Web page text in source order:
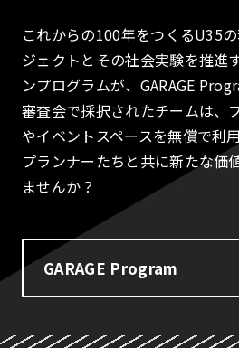
これからの100年をつくるU35
ジェクトとその社会実験を推進
ンプログラムが、GARAGE
審査会で採択されたチームは、
やイベントスペースを無償で利
プランナーたちと共に新たな価
ませんか？
GARAGE Program